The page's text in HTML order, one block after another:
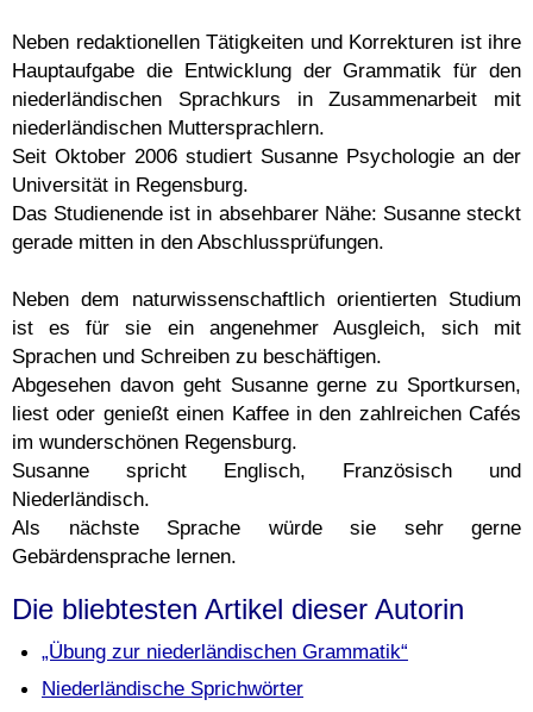
Neben redaktionellen Tätigkeiten und Korrekturen ist ihre
Hauptaufgabe die Entwicklung der Grammatik für den
niederländischen Sprachkurs in Zusammenarbeit mit
niederländischen Muttersprachlern.
Seit Oktober 2006 studiert Susanne Psychologie an der
Universität in Regensburg.
Das Studienende ist in absehbarer Nähe: Susanne steckt
gerade mitten in den Abschlussprüfungen.
Neben dem naturwissenschaftlich orientierten Studium
ist es für sie ein angenehmer Ausgleich, sich mit
Sprachen und Schreiben zu beschäftigen.
Abgesehen davon geht Susanne gerne zu Sportkursen,
liest oder genießt einen Kaffee in den zahlreichen Cafés
im wunderschönen Regensburg.
Susanne spricht Englisch, Französisch und
Niederländisch.
Als nächste Sprache würde sie sehr gerne
Gebärdensprache lernen.
Die bliebtesten Artikel dieser Autorin
„Übung zur niederländischen Grammatik“
Niederländische Sprichwörter